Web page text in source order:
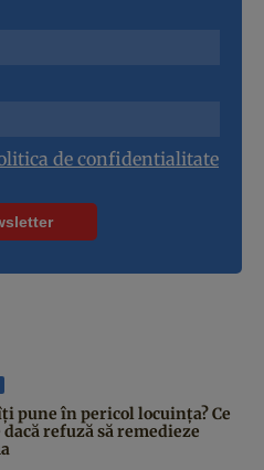
de confidentialitate
pune în pericol locuința? Ce
refuză să remedieze